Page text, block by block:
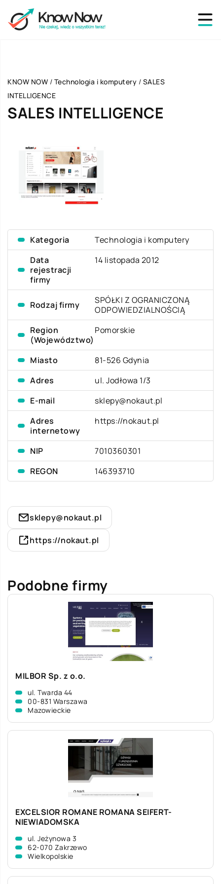
KNOW NOW / Technologia i komputery / SALES
INTELLIGENCE
SALES INTELLIGENCE
Kategoria
Technologia i komputery
Data
rejestracji
firmy
14 listopada 2012
Rodzaj firmy
SPÓŁKI Z OGRANICZONĄ
ODPOWIEDZIALNOŚCIĄ
Region
(Województwo)
Pomorskie
Miasto
81-526 Gdynia
Adres
ul. Jodłowa 1/3
E-mail
sklepy@nokaut.pl
Adres
internetowy
https://nokaut.pl
NIP
7010360301
REGON
146393710
sklepy@nokaut.pl
https://nokaut.pl
Podobne firmy
MILBOR Sp. z o.o.
ul. Twarda 44
00-831 Warszawa
Mazowieckie
EXCELSIOR ROMANE ROMANA SEIFERT-
NIEWIADOMSKA
ul. Jeżynowa 3
62-070 Zakrzewo
Wielkopolskie